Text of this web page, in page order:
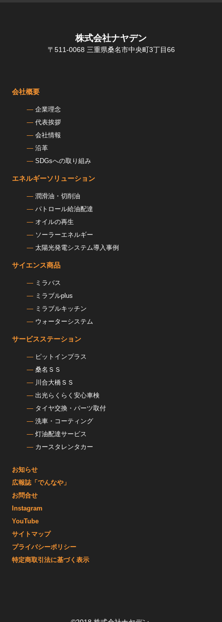
株式会社ナヤデン
〒511-0068 三重県桑名市中央町3丁目66
会社概要
企業理念
代表挨拶
会社情報
沿革
SDGsへの取り組み
エネルギーソリューション
潤滑油・切削油
パトロール給油配達
オイルの再生
ソーラーエネルギー
太陽光発電システム導入事例
サイエンス商品
ミラバス
ミラブルplus
ミラブルキッチン
ウォーターシステム
サービスステーション
ピットインプラス
桑名ＳＳ
川合大橋ＳＳ
出光らくらく安心車検
タイヤ交換・パーツ取付
洗車・コーティング
灯油配達サービス
カースタレンタカー
お知らせ
広報誌「でんなや」
お問合せ
Instagram
YouTube
サイトマップ
プライバシーポリシー
特定商取引法に基づく表示